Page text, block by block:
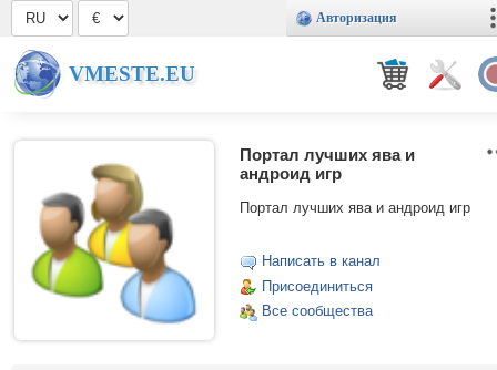
Авторизация
VMESTE.EU
Портал лучших ява и
андроид игр
Портал лучших ява и андроид игр
Написать в канал
Присоединиться
Все сообщества